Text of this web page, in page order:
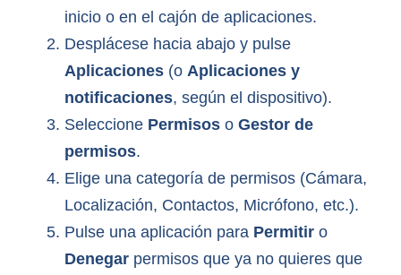
inicio o en el cajón de aplicaciones.
Desplácese hacia abajo y pulse
Aplicaciones (o Aplicaciones y
notificaciones, según el dispositivo).
Seleccione Permisos o Gestor de
permisos.
Elige una categoría de permisos (Cámara,
Localización, Contactos, Micrófono, etc.).
Pulse una aplicación para Permitir o
Denegar permisos que ya no quieres que